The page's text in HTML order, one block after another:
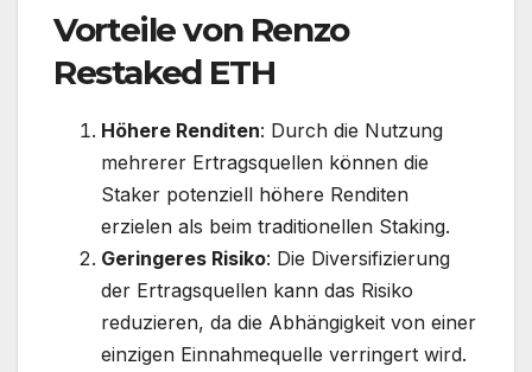
Vorteile von Renzo
Restaked ETH
Höhere Renditen: Durch die Nutzung
mehrerer Ertragsquellen können die
Staker potenziell höhere Renditen
erzielen als beim traditionellen Staking.
Geringeres Risiko: Die Diversifizierung
der Ertragsquellen kann das Risiko
reduzieren, da die Abhängigkeit von einer
einzigen Einnahmequelle verringert wird.